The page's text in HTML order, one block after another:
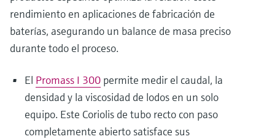
rendimiento en aplicaciones de fabricación de
baterías, asegurando un balance de masa preciso
durante todo el proceso.
El Promass I 300 permite medir el caudal, la
densidad y la viscosidad de lodos en un solo
equipo. Este Coriolis de tubo recto con paso
completamente abierto satisface sus